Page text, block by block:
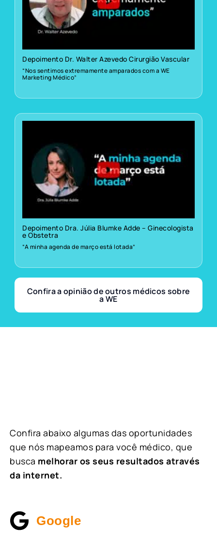
Depoimento Dr. Walter Azevedo Cirurgião Vascular
“Nos sentimos extremamente amparados com a WE
Marketing Médico”
Depoimento Dra. Júlia Blumke Adde – Ginecologista
e Obstetra
“A minha agenda de março está lotada”
Confira a opinião de outros médicos sobre
a WE
Confira abaixo algumas das oportunidades
que nós mapeamos para você médico, que
busca melhorar os seus resultados através
da internet.
Google